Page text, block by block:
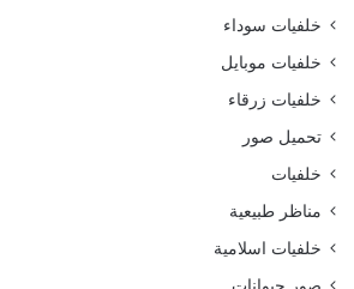
خلفيات سوداء
خلفيات موبايل
خلفيات زرقاء
تحميل صور
خلفيات
مناظر طبيعية
خلفيات اسلامية